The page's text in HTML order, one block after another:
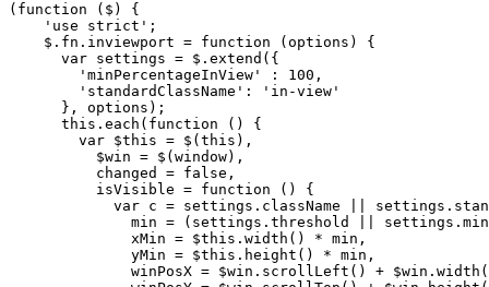
(function ($) {
    'use strict';
    $.fn.inviewport = function (options) {
      var settings = $.extend({
        'minPercentageInView' : 100,
        'standardClassName': 'in-view'
      }, options);
      this.each(function () {
        var $this = $(this),
          $win = $(window),
          changed = false,
          isVisible = function () {
var c = settings.className ||
min = (settings.threshold ||
              xMin = $this.width() * min,
              yMin = $this.height() * min,
winPosX = $win.scrollLeft() +